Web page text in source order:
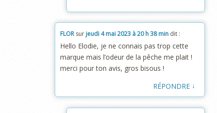
FLOR sur jeudi 4 mai 2023 à 20 h 38 min dit :
Hello Elodie, je ne connais pas trop cette
marque mais l’odeur de la pêche me plait !
merci pour ton avis, gros bisous !
RÉPONDRE ↓